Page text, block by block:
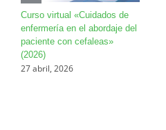
Curso virtual «Cuidados de
enfermería en el abordaje del
paciente con cefaleas»
(2026)
27 abril, 2026